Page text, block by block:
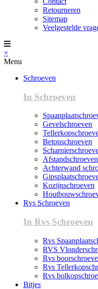
Retourneren
Sitemap
Veelgestelde
×
Menu
Schroeven
In Schroeven
Gevelschroeven
Betonschroeven
Afstandschroeven
Achterwand
Kozijnschroeven
Rvs Schroeven
In Rvs Schroeven
Rvs
RVS
Rvs
Rvs
Rvs
Bitjes